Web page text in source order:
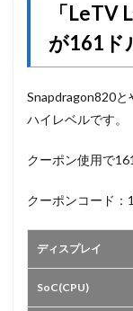
「LeTV
が161ド
Snapdragon820
ハイレベルです。
クーポン使用で
クーポンコード：
ディスプレイ
SoC(CPU)